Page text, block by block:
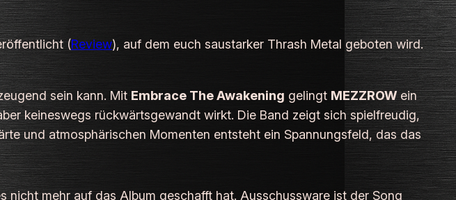
(Review), auf dem euch saustarker Thrash Metal geboten wird.
sein kann. Mit Embrace The Awakening gelingt MEZZROWein
keineswegs rückwärtsgewandt wirkt. Die Band zeigt sich spielfreudig,
und atmosphärischen Momenten entsteht ein Spannungsfeld, das das
nicht mehr auf das Album geschafft hat. Ausschussware ist der Song